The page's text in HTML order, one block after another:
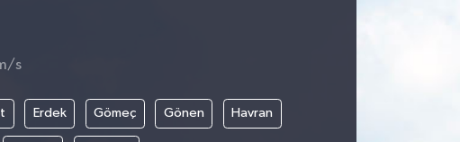
s
Erdek Gömeç Gönen Havran